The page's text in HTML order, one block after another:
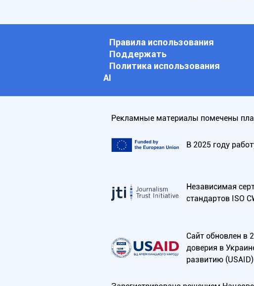
Правила использования
Поддержать
Политика использования
АI
Рекламные материалы помечены
В 2025 году
Независимая
стандартов ISO
Сайт обновлен в
доверия в
развитию (USAID)